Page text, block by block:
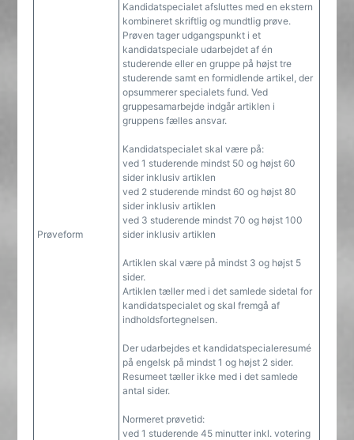
Prøveform
Kandidatspecialet afsluttes med en ekstern
kombineret skriftlig og mundtlig prøve.
Prøven tager udgangspunkt i et
kandidatspeciale udarbejdet af én
studerende eller en gruppe på højst tre
studerende samt en formidlende artikel, der
opsummerer specialets fund. Ved
gruppesamarbejde indgår artiklen i
gruppens fælles ansvar.
Kandidatspecialet skal være på:
ved 1 studerende mindst 50 og højst 60
sider inklusiv artiklen
ved 2 studerende mindst 60 og højst 80
sider inklusiv artiklen
ved 3 studerende mindst 70 og højst 100
sider inklusiv artiklen
Artiklen skal være på mindst 3 og højst 5
sider.
Artiklen tæller med i det samlede sidetal for
kandidatspecialet og skal fremgå af
indholdsfortegnelsen.
Der udarbejdes et kandidatspecialeresumé
på engelsk på mindst 1 og højst 2 sider.
Resumeet tæller ikke med i det samlede
antal sider.
Normeret prøvetid:
ved 1 studerende 45 minutter inkl. votering